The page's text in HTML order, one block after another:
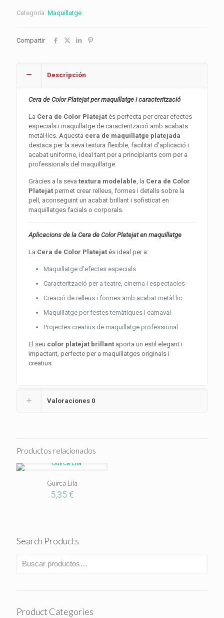
Categoría: Maquillatge
Compartir
Descripción
Cera de Color Platejat per maquillatge i caracterització
La Cera de Color Platejat és perfecta per crear efectes
especials i maquillatge de caracterització amb acabats
metàl·lics. Aquesta cera de maquillatge platejada
destaca per la seva textura flexible, facilitat d’aplicació i
acabat uniforme, ideal tant per a principiants com per a
professionals del maquillatge.
Gràcies a la sevatextura modelable, la Cera de Color
Platejat permet crear relleus, formes i detalls sobre la
pell, aconseguint un acabat brillant i sofisticat en
maquillatges facials o corporals.
Aplicacions de la Cera de Color Platejat en maquillatge
La Cera de Color Platejat és ideal per a:
Maquillatge d’efectes especials
Caracterització per a teatre, cinema i espectacles
Creació de relleus i formes amb acabat metàl·lic
Maquillatge per festes temàtiques i carnaval
Projectes creatius de maquillatge professional
El seu color platejat brillant aporta un estil elegant i
impactant, perfecte per a maquillatges originals i
creatius.
Valoraciones 0
Productos relacionados
Guirca Lila
5,35€
Search Products
Product Categories